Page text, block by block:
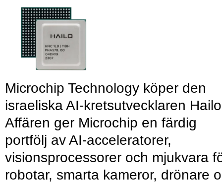
Microchip Technology köper den
israeliska AI-kretsutvecklaren
Affären ger Microchip en färdig
portfölj av AI-acceleratorer,
visionsprocessorer och mjukvara
robotar, smarta kameror, drönare